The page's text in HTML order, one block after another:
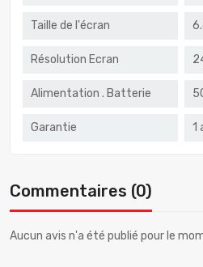
Taille de l'écran
Résolution Ecran
Alimentation . Batterie
Garantie 1
Commentaires (0)
Aucun avis n'a été publié pour le